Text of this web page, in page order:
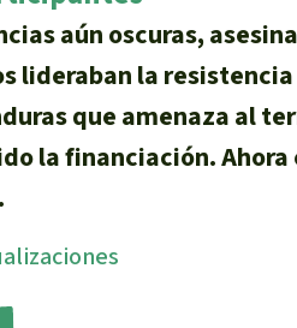
Minería
Aceite de
REDD
aún oscuras,
lideraban la
que amenaza al
la financiación.